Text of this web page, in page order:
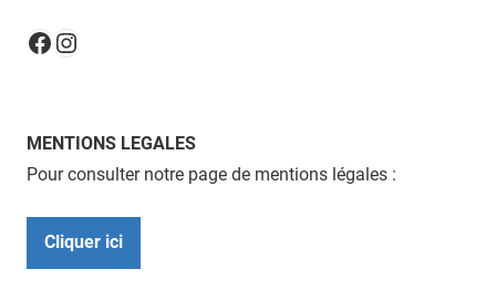
Facebook
Instagram
MENTIONS LEGALES
Pour consulter notre page de mentions légales :
Cliquer ici